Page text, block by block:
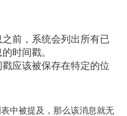
前，系统会列出所有已
时间戳。
应该被保存在特定的位
中被提及，那么该消息就无